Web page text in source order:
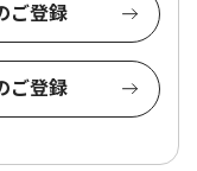
ご登録
ご登録